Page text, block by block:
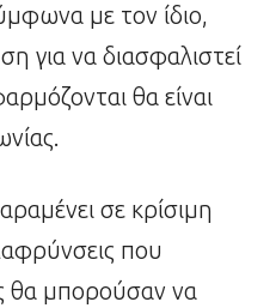
με τον ίδιο,
για να διασφαλιστεί
θα είναι
σε κρίσιμη
που
θα μπορούσαν να